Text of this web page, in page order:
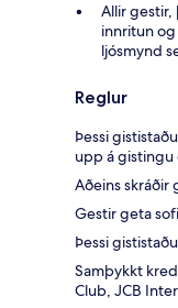
Allir gestir,
innritun
ljósmynd
Reglur
Þessi
upp á gistingu
Aðeins skráðir
Gestir geta
Þessi
Samþykkt
Club, JCB